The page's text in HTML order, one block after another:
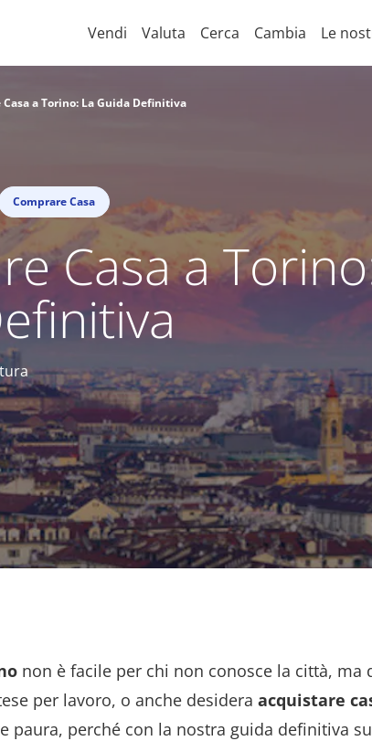
Vendi Valuta Cerca Cambia Le
a Torino: La Guida Definitiva
Comprare Casa
Casa a
non è facile per chi non conosce la città, ma
per lavoro, o anche desidera acquistare
paura, perché con la nostra guida definitiva